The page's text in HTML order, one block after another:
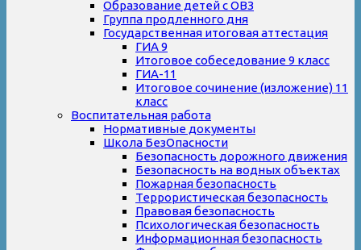
Образование детей с ОВЗ
Группа продленного дня
Государственная итоговая аттестация
ГИА 9
Итоговое собеседование 9 класс
ГИА-11
Итоговое сочинение (изложение) 11
класс
Воспитательная работа
Нормативные документы
Школа БезОпасности
Безопасность дорожного движения
Безопасность на водных объектах
Пожарная безопасность
Террористическая безопасность
Правовая безопасность
Психологическая безопасность
Информационная безопасность